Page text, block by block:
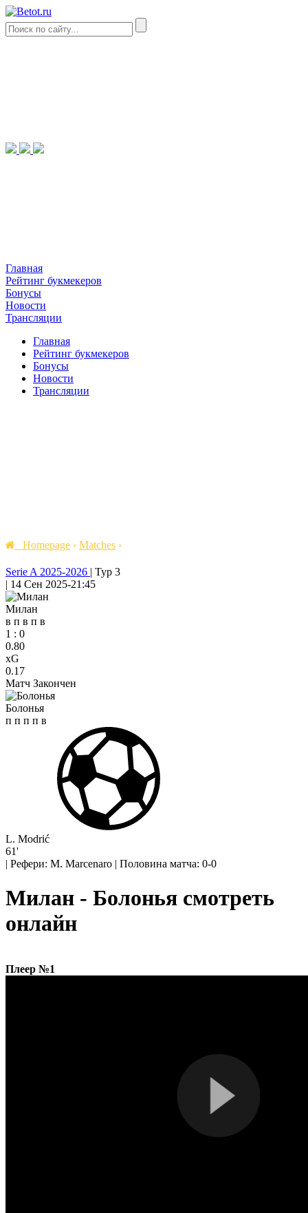
Главная
Рейтинг букмекеров
Бонусы
Новости
Трансляции
Главная
Рейтинг букмекеров
Бонусы
Новости
Трансляции
Homepage › Matches ›
Serie A 2025-2026 | Тур 3
| 14 Сен 2025-21:45
Милан
в п в п в
1 : 0
0.80
xG
0.17
Матч Закончен
Болонья
п п п п в
L. Modrić
61'
| Рефери: M. Marcenaro | Половина матча: 0-0
Милан - Болонья смотреть
онлайн
Плеер №1